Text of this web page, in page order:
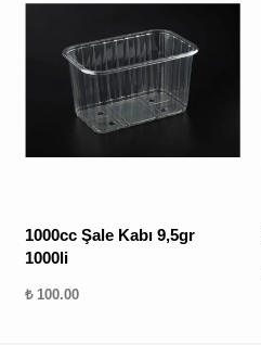
1000cc Şale Kabı 9,5gr
1000li
₺ 100.00